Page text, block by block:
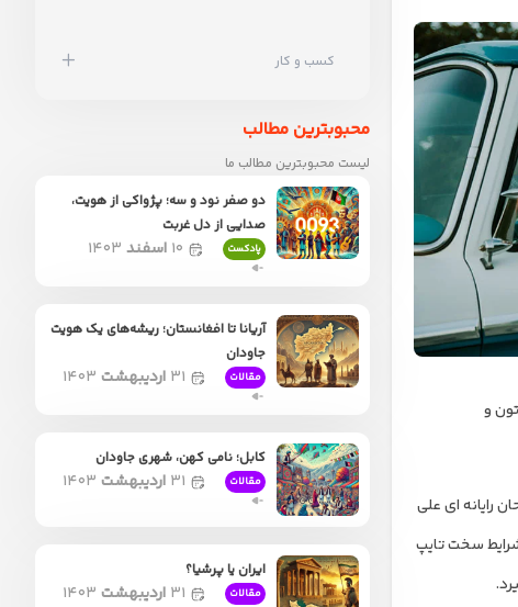
و
رایانه ای علی
سخت تایپ
کسب و کار
محبوبترین مطالب
لیست محبوبترین مطالب ما
دو صفر نود و سه؛ پژواکی از هویت،
صدایی از دل غربت
پادکست ۱۰ اسفند ۱۴۰۳
آریانا تا افغانستان؛ ریشه‌های یک هویت
جاودان
مقالات ۳۱ اردیبهشت ۱۴۰۳
کابل؛ نامی کهن، شهری جاودان
مقالات ۳۱ اردیبهشت ۱۴۰۳
ایران یا پرشیا؟
مقالات ۳۱ اردیبهشت ۱۴۰۳